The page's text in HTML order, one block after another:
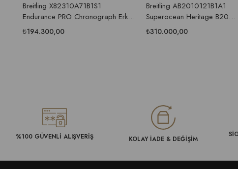
Breitling X82310A71B1S1
Endurance PRO Chronograph Erkek
Saati
₺194.300,00
Breitling AB2010121B1A1
Superocean Heritage B20
Automatic 42 Erkek Kol Saati
₺310.000,00
%100 GÜVENLİ ALIŞVERİŞ KOLAY İADE & DEĞİŞİM